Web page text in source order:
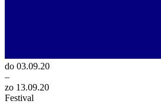
do 03.09.20
–
zo 13.09.20
Festival